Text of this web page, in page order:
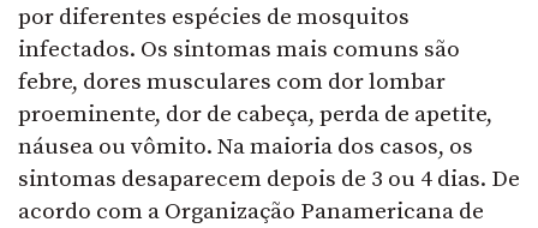
por diferentes espécies de mosquitos
infectados. Os sintomas mais comuns são
febre, dores musculares com dor lombar
proeminente, dor de cabeça, perda de apetite,
náusea ou vômito. Na maioria dos casos, os
sintomas desaparecem depois de 3 ou 4 dias. De
acordo com a Organização Panamericana de